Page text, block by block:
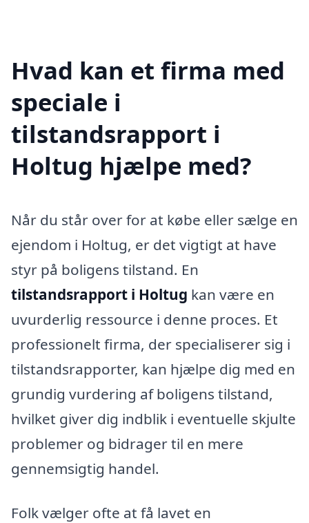
Hvad kan et firma med
speciale i
tilstandsrapport i
Holtug hjælpe med?
Når du står over for at købe eller sælge en
ejendom i Holtug, er det vigtigt at have
styr på boligens tilstand. En
tilstandsrapport i Holtug kan være en
uvurderlig ressource i denne proces. Et
professionelt firma, der specialiserer sig i
tilstandsrapporter, kan hjælpe dig med en
grundig vurdering af boligens tilstand,
hvilket giver dig indblik i eventuelle skjulte
problemer og bidrager til en mere
gennemsigtig handel.
Folk vælger ofte at få lavet en